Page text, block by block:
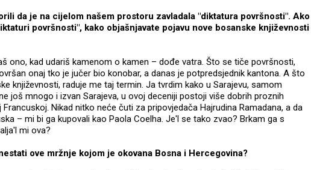
da je na cijelom našem prostoru zavladala "diktatura površnosti". Ako
površnosti", kako objašnjavate pojavu nove bosanske književnosti
ono, kad udariš kamenom o kamen – dođe vatra. Što se tiče površnosti,
onaj tko je jučer bio konobar, a danas je potpredsjednik kantona. A što
književnosti, raduje me taj termin. Ja tvrdim kako u Sarajevu, samom
još mnogo i izvan Sarajeva, u ovoj deceniji postoji više dobrih proznih
Nikad nitko neće čuti za pripovjedača Hajrudina Ramadana, a da
– mi bi ga kupovali kao Paola Coelha. Je'l se tako zvao? Brkam ga s
mi ova?
ove mržnje kojom je okovana Bosna i Hercegovina?